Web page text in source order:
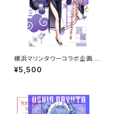
横浜マリンタワーコラボ企画 A5
サイズアクリルボード グループ
B
¥5,500